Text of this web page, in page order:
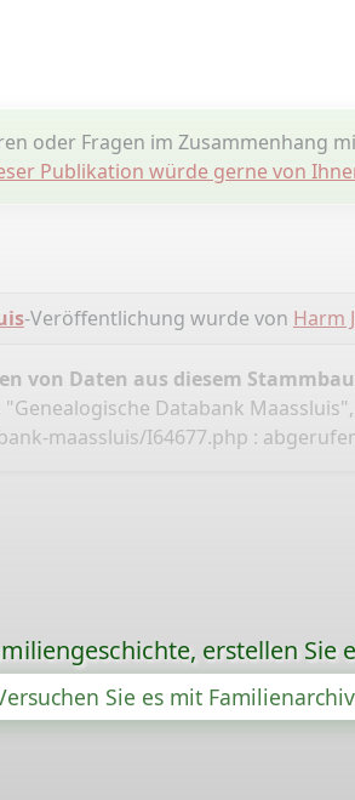
oder Fragen im Zusammenhang
Publikation würde gerne von
-Veröffentlichung wurde von Harm
von Daten aus diesem
Databank
maassluis/I64677.php :
erstellen Sie
Sie es mit